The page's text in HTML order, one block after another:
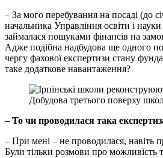
– За мого перебування на посаді (до
начальника Управління освіти і
займалася пошуками фінансів на
Адже подібна надбудова ще одного
чергу фахової експертизи стану
таке додаткове навантаження?
Добудова третього поверху
– То чи проводилася така
– При мені – не проводилася, навіть
Були тільки розмови про можливість